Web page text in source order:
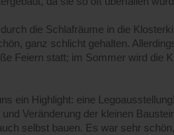
die Schlafräume in die
ganz schlicht gehalten.
Feiern statt; im Sommer wird die
ein Highlight: eine
Veränderung der kleinen
selbst bauen. Es war sehr